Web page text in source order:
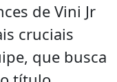
de Vini Jr
cruciais
que busca